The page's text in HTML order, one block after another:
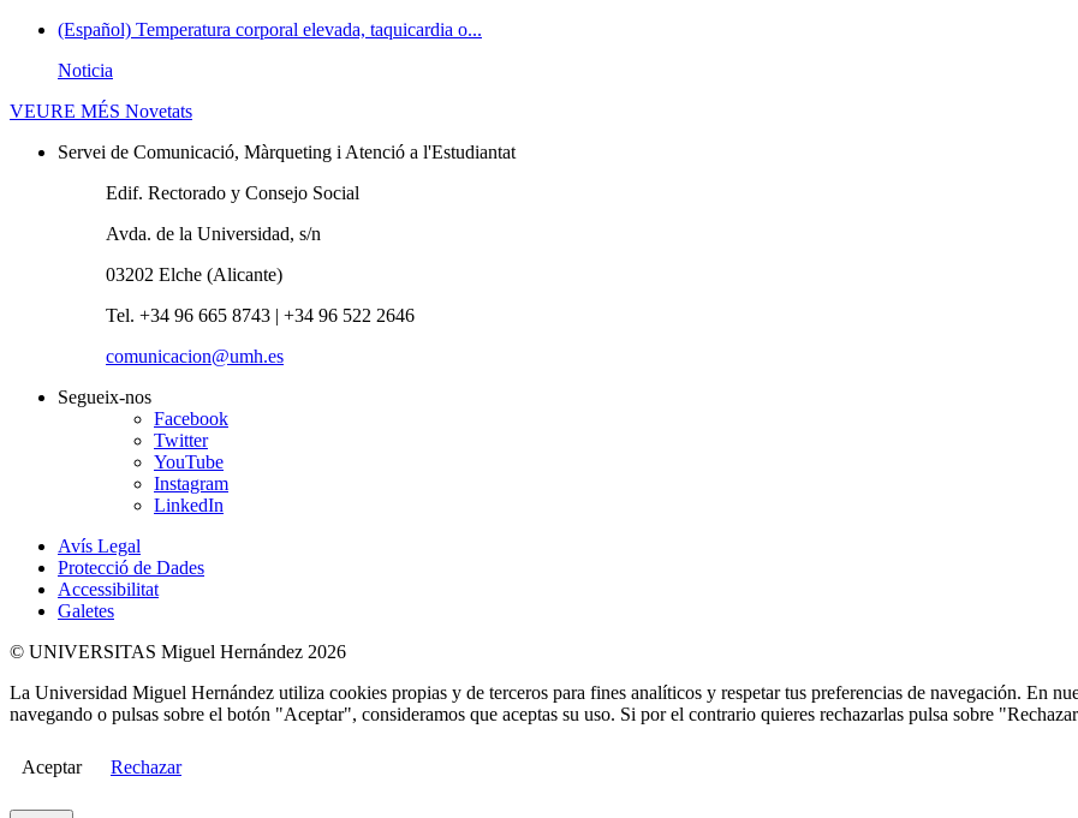
(Español) Temperatura corporal elevada, taquicardia o...
Noticia
VEURE MÉS Novetats
Servei de Comunicació, Màrqueting i Atenció a l'Estudiantat
Edif. Rectorado y Consejo Social
Avda. de la Universidad, s/n
03202 Elche (Alicante)
Tel. +34 96 665 8743 | +34 96 522 2646
comunicacion@umh.es
Segueix-nos
Facebook
Twitter
YouTube
Instagram
LinkedIn
Avís Legal
Protecció de Dades
Accessibilitat
Galetes
© UNIVERSITAS Miguel Hernández 2026
La Universidad Miguel Hernández utiliza cookies propias y de terceros para fines analíticos y respetar tus preferencias de navegación. En
navegando o pulsas sobre el botón "Aceptar", consideramos que aceptas su uso. Si por el contrario quieres rechazarlas pulsa sobre
Aceptar Rechazar